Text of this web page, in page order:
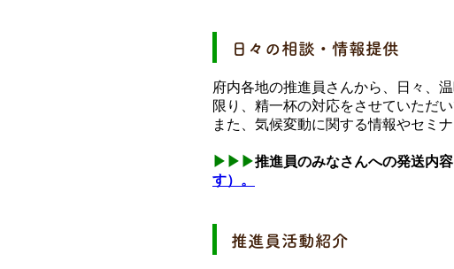
日々の相談・情報提供
府内各地の推進員さんから、日々、
限り、精一杯の対応をさせていただい
また、気候変動に関する情報やセミ
▶▶ ▶推進員のみなさんへの発送内容
す）。
推進員活動紹介